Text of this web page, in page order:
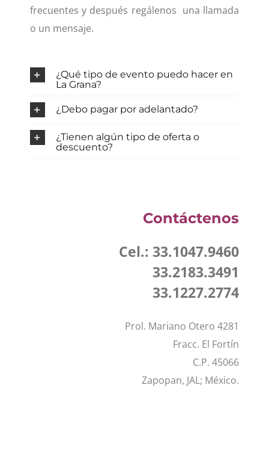
frecuentes y después regálenos una llamada
o un mensaje.
¿Qué tipo de evento puedo hacer en
La Grana?
¿Debo pagar por adelantado?
¿Tienen algún tipo de oferta o
descuento?
Contáctenos
Cel.: 33.1047.9460
33.2183.3491
33.1227.2774
Prol. Mariano Otero 4281
Fracc. El Fortín
C.P. 45066
Zapopan, JAL; México.